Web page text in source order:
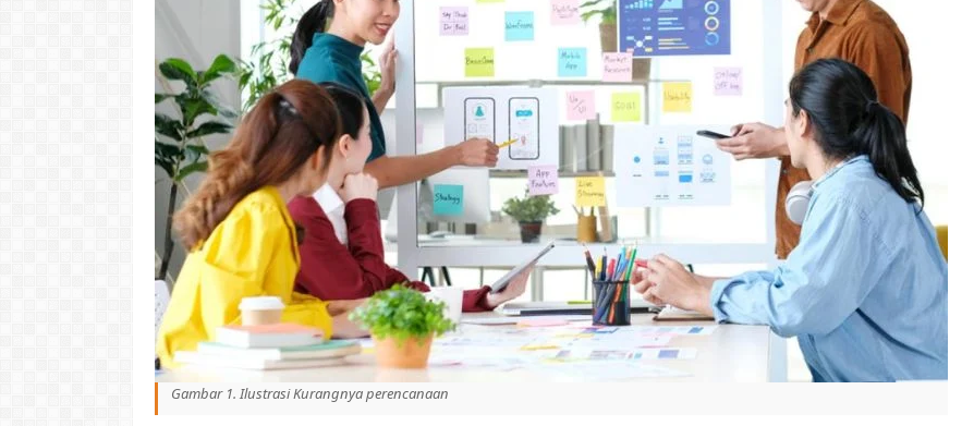
Gambar 1. Ilustrasi Kurangnya perencanaan